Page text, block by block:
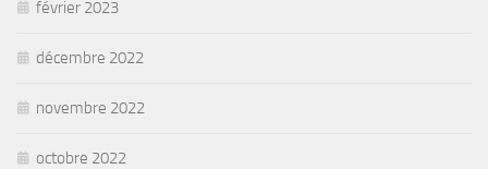
février 2023
décembre 2022
novembre 2022
octobre 2022